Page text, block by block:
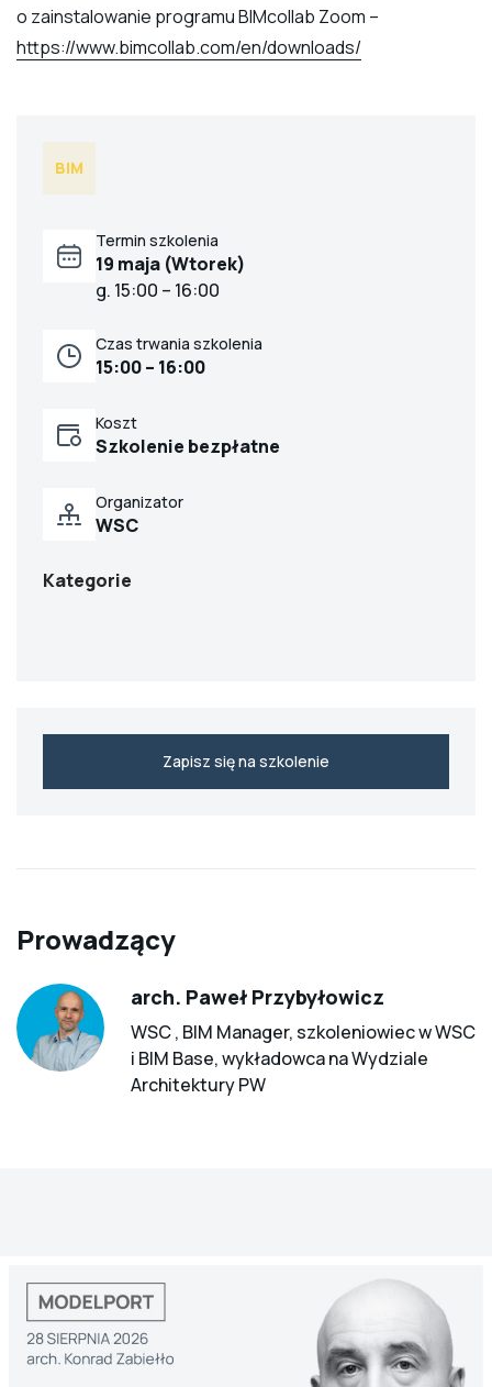
o zainstalowanie programu BIMcollab Zoom –
https://www.bimcollab.com/en/downloads/
BIM
Termin szkolenia
19 maja (Wtorek)
g. 15:00 – 16:00
Czas trwania szkolenia
15:00 – 16:00
Koszt
Szkolenie bezpłatne
Organizator
WSC
Kategorie
Zapisz się na szkolenie
Prowadzący
arch. Paweł Przybyłowicz
WSC , BIM Manager, szkoleniowiec w WSC
i BIM Base, wykładowca na Wydziale
Architektury PW